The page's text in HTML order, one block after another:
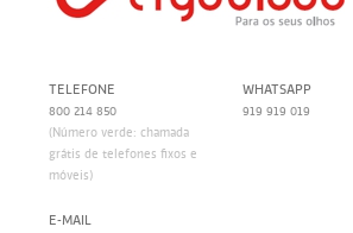
TELEFONE
800 214 850
(Número verde: chamada
grátis de telefones fixos e
móveis)
WHATSAPP
919 919 019
E-MAIL